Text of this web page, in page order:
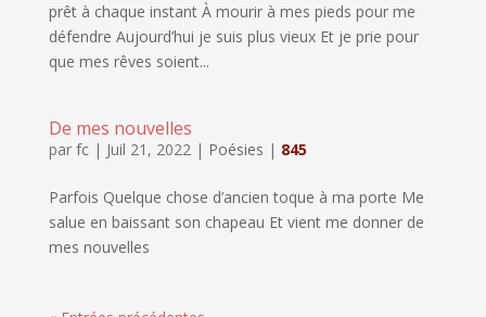
prêt à chaque instant À mourir à mes pieds pour me
défendre Aujourd’hui je suis plus vieux Et je prie pour
que mes rêves soient...
De mes nouvelles
par fc| Juil 21, 2022| Poésies | 845
Parfois Quelque chose d’ancien toque à ma porte Me
salue en baissant son chapeau Et vient me donner de
mes nouvelles